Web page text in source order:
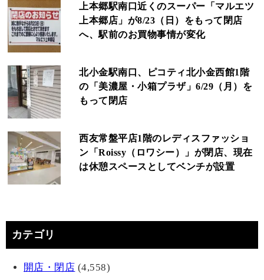
上本郷駅南口近くのスーパー「マルエツ
上本郷店」が8/23（日）をもって閉店
へ、駅前のお買物事情が変化
北小金駅南口、ピコティ北小金西館1階
の「美濃屋・小箱プラザ」6/29（月）を
もって閉店
西友常盤平店1階のレディスファッショ
ン「Roissy（ロワシー）」が閉店、現在
は休憩スペースとしてベンチが設置
カテゴリ
開店・閉店 (4,558)